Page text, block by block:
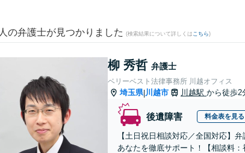
人の弁護士が見つかりました (検索結果について詳しくは こちら)
柳 秀哲 弁護士
ベリーベスト法律事務所 川越オフィス
埼玉県|川越市 川越駅 から徒歩2
後遺障害 料金表を見る
【土日祝日相談対応／全国対応】
あなたを徹底サポート！【相談料